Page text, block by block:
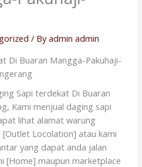
/ Byadmin admin
Di Buaran Mangga-Pakuhaji-
Sapi terdekat Di Buaran
Kami menjual daging sapi
lihat alamat warung
Locolation] atau kami
yang dapat anda jalan
[Home] maupun marketplace